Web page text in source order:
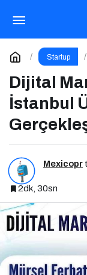
Startup
Dijital
İstanbul
Mexicopr
2dk, 30sn
IT
Yorum Yap